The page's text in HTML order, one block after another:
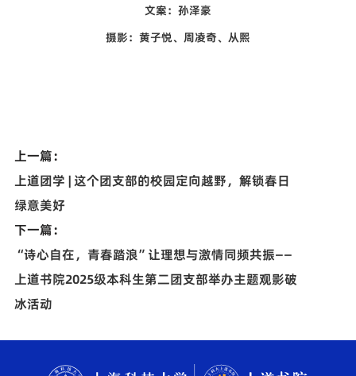
文案：孙泽豪
摄影：黄子悦、周凌奇、从熙
上一篇：
上道团学 | 这个团支部的校园定向越野，解锁春日
绿意美好
下一篇：
“诗心自在，青春踏浪”让理想与激情同频共振——
上道书院2025级本科生第二团支部举办主题观影破
冰活动